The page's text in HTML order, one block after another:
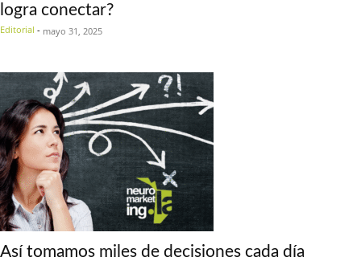
logra conectar?
Editorial - mayo 31, 2025
Así tomamos miles de decisiones cada día